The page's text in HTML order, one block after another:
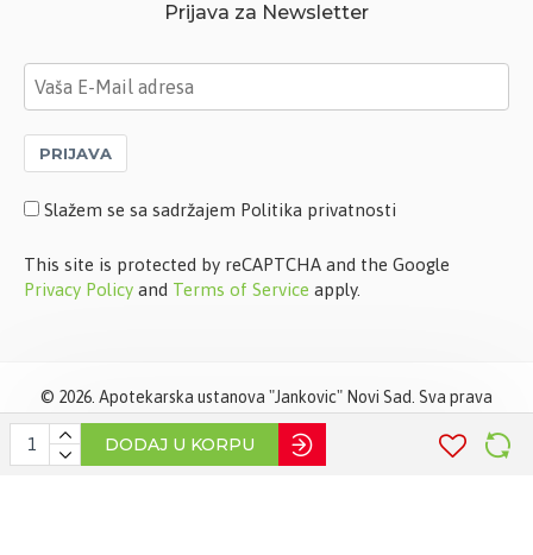
DODAJ U KORPU
Prijava za Newsletter
PRIJAVA
Slažem se sa sadržajem Politika privatnosti
This site is protected by reCAPTCHA and the Google
Privacy Policy and Terms of Service apply.
© 2026. Apotekarska ustanova "Jankovic" Novi Sad. Sva prava
zadržana. Softverska izradaSTIV Solutions